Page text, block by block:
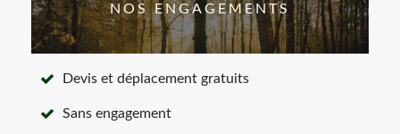
NOS ENGAGEMENTS
Devis et déplacement gratuits
Sans engagement